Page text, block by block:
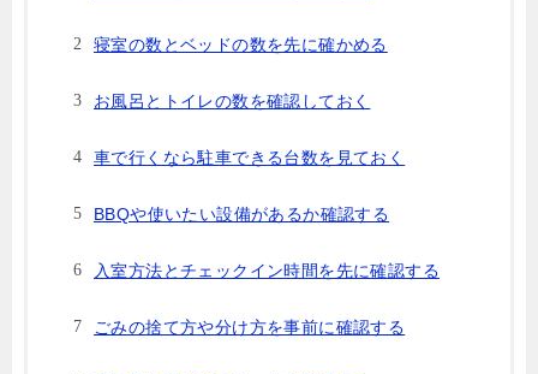
寝室の数とベッドの数を先に確かめる
お風呂とトイレの数を確認しておく
車で行くなら駐車できる台数を見ておく
BBQや使いたい設備があるか確認する
入室方法とチェックイン時間を先に確認する
ごみの捨て方や分け方を事前に確認する